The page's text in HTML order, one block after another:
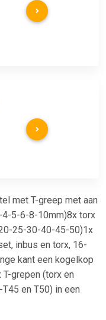
met T-greep met aan
4-5-6-8-10mm)8x torx
25-30-40-45-50)1x
inbus en torx, 16-
kant een kogelkop
grepen (torx en
en T50) in een